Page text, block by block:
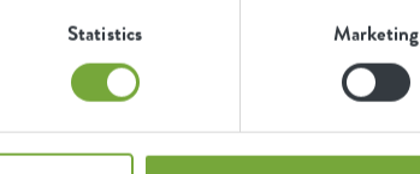
Statistics Marketing
Protección UV
Resistente a las
heladas